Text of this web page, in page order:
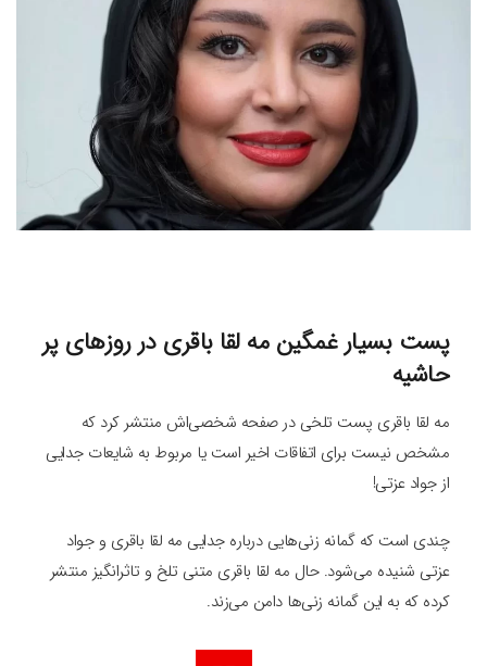
پست بسیار غمگین مه لقا باقری در روزهای پر
حاشیه
مه لقا باقری پست تلخی در صفحه شخصی‌اش منتشر کرد که
مشخص نیست برای اتفاقات اخیر است یا مربوط به شایعات جدایی
از جواد عزتی!
چندی است که گمانه زنی‌هایی درباره جدایی مه لقا باقری و جواد
عزتی شنیده می‌شود. حال مه لقا باقری متنی تلخ و تاثرانگیز منتشر
کرده که به این گمانه زنی‌ها دامن می‌زند.